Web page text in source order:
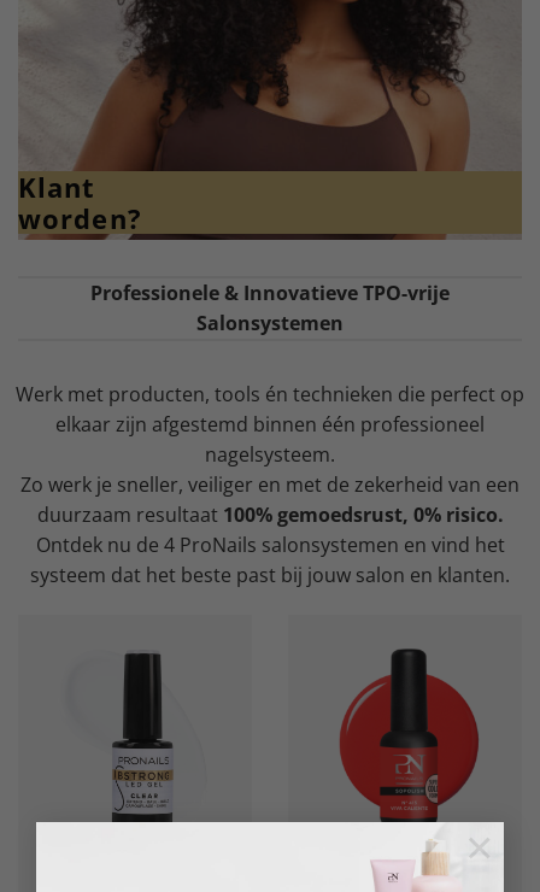
×
Klant
worden?
Professionele & Innovatieve TPO-vrije
Salonsystemen
Werk met producten, tools én technieken die perfect op
elkaar zijn afgestemd binnen één professioneel
nagelsysteem.
Zo werk je sneller, veiliger en met de zekerheid van een
duurzaam resultaat 100% gemoedsrust, 0% risico.
Ontdek nu de 4 ProNails salonsystemen en vind het
systeem dat het beste past bij jouw salon en klanten.